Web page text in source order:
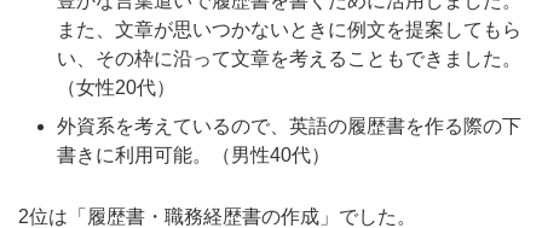
また、文章が思いつかないときに例文を提案してもら
い、その枠に沿って文章を考えることもできました。
（女性20代）
外資系を考えているので、英語の履歴書を作る際の下
書きに利用可能。（男性40代）
2位は「履歴書・職務経歴書の作成」でした。